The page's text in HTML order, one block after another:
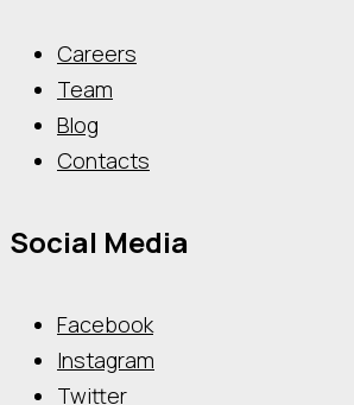
Careers
Team
Blog
Contacts
Social Media
Facebook
Instagram
Twitter